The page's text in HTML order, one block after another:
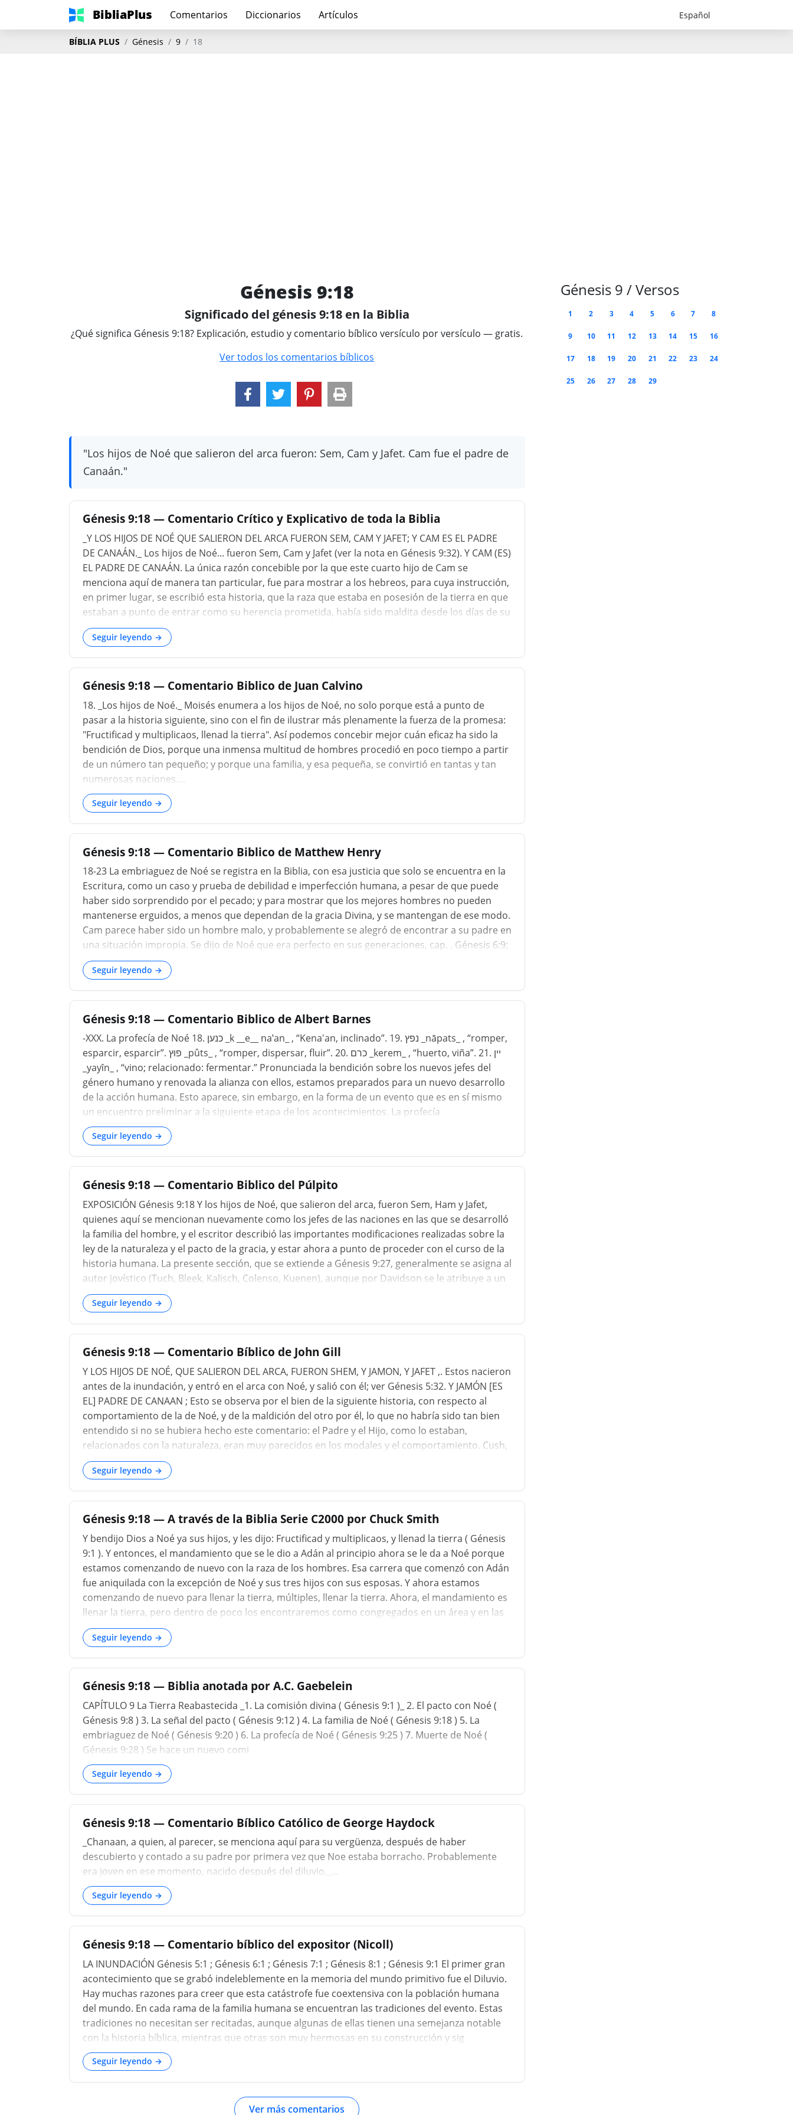
BibliaPlus Comentarios Diccionarios Artículos
BÍBLIA PLUS Génesis 9 18
Génesis 9:18
Significado del génesis 9:18 en la Biblia
¿Qué significa Génesis 9:18? Explicación, estudio y comentario bíblico versículo por versículo — gratis.
Ver todos los comentarios bíblicos
"Los hijos de Noé que salieron del arca fueron: Sem, Cam y Jafet. Cam fue el padre de
Canaán."
Génesis 9:18 — Comentario Crítico y Explicativo de toda la Biblia
_Y LOS HIJOS DE NOÉ QUE SALIERON DEL ARCA FUERON SEM, CAM Y JAFET; Y CAM ES EL PADRE
DE CANAÁN._ Los hijos de Noé... fueron Sem, Cam y Jafet (ver la nota en Génesis 9:32). Y CAM (ES)
EL PADRE DE CANAÁN. La única razón concebible por la que este cuarto hijo de Cam se
menciona aquí de manera tan particular, fue para mostrar a los hebreos, para cuya instrucción,
en primer lugar, se escribió esta historia, que la raza que estaba en posesión de la tierra en que
estaban a punto de entrar como su herencia prometida, había sido maldita desde los días de su
padre....
Seguir leyendo →
Génesis 9:18 — Comentario Biblico de Juan Calvino
18. _Los hijos de Noé._ Moisés enumera a los hijos de Noé, no solo porque está a punto de
pasar a la historia siguiente, sino con el fin de ilustrar más plenamente la fuerza de la promesa:
"Fructificad y multiplicaos, llenad la tierra". Así podemos concebir mejor cuán eficaz ha sido la
bendición de Dios, porque una inmensa multitud de hombres procedió en poco tiempo a partir
de un número tan pequeño; y porque una familia, y esa pequeña, se convirtió en tantas y tan
numerosas naciones....
Seguir leyendo →
Génesis 9:18 — Comentario Biblico de Matthew Henry
18-23 La embriaguez de Noé se registra en la Biblia, con esa justicia que solo se encuentra en la
Escritura, como un caso y prueba de debilidad e imperfección humana, a pesar de que puede
haber sido sorprendido por el pecado; y para mostrar que los mejores hombres no pueden
mantenerse erguidos, a menos que dependan de la gracia Divina, y se mantengan de ese modo.
Cam parece haber sido un hombre malo, y probablemente se alegró de encontrar a su padre en
una situación impropia. Se dijo de Noé que era perfecto en sus generaciones, cap. . Génesis 6:9;
pero esto significa sinceridad, no una perfección sin pecado. Noah, que se había mantenido
sobrio en compañía borracha, ahora está borracho en compañía sobria. El que piense que está
de pie, tenga cuidado de no caerse. Tenemos que tener mucho cuidado cuando usamos
abundantemente a las buenas criaturas de Dios, para que no las usemos en exceso,...
Seguir leyendo →
Génesis 9:18 — Comentario Biblico de Albert Barnes
-XXX. La profecía de Noé 18. כנען _k __e__ na‛an_ , “Kena'an, inclinado”. 19. נפץ _nāpats_ , “romper,
esparcir, esparcir”. פוּץ _pûts_ , “romper, dispersar, fluir”. 20. כרם _kerem_ , “huerto, viña”. 21. יין
_yayı̂n_ , “vino; relacionado: fermentar.” Pronunciada la bendición sobre los nuevos jefes del
género humano y renovada la alianza con ellos, estamos preparados para un nuevo desarrollo
de la acción humana. Esto aparece, sin embargo, en la forma de un evento que es en sí mismo
un encuentro preliminar a la siguiente etapa de los acontecimientos. La profecía
Seguir leyendo →
Génesis 9:18 — Comentario Biblico del Púlpito
EXPOSICIÓN Génesis 9:18 Y los hijos de Noé, que salieron del arca, fueron Sem, Ham y Jafet,
quienes aquí se mencionan nuevamente como los jefes de las naciones en las que se desarrolló
la familia del hombre, y el escritor describió las importantes modificaciones realizadas sobre la
ley de la naturaleza y el pacto de la gracia, y estar ahora a punto de proceder con el curso de la
historia humana. La presente sección, que se extiende a Génesis 9:27, generalmente se asigna al
autor jovístico (Tuch, Bleek, Kalisch, Colenso, Kuenen), aunque por Davidson se le atribuye a un
supuesto redactor, con la excepción de la presente cláusula, que se reconoce como la
contribución de los jovistas a la historia. El motivo de esta distribución es la introducción del
nombre Jehová en...
Seguir leyendo →
Génesis 9:18 — Comentario Bíblico de John Gill
Y LOS HIJOS DE NOÉ, QUE SALIERON DEL ARCA, FUERON SHEM, Y JAMON, Y JAFET ,. Estos nacieron
antes de la inundación, y entró en el arca con Noé, y salió con él; ver Génesis 5:32. Y JAMÓN [ES
EL] PADRE DE CANAAN ; Esto se observa por el bien de la siguiente historia, con respecto al
comportamiento de la de Noé, y de la maldición del otro por él, lo que no habría sido tan bien
entendido si no se hubiera hecho este comentario: el Padre y el Hijo, como lo estaban,
relacionados con la naturaleza, eran muy parecidos en los modales y el comportamiento. Cush,
el primogénito del jamón, no se menciona, pero Canaán, su hijo menor, porque fue maldecido,
como observa Aben Ezra; y quién comenta que el párrafo está escrito para demostrar que los
cananeos fueron acusados, el padre de quien esta Canaán fue; y quién es el mismo
SanchoniAtho Y llama a CNA, y dice que fue el prime...
Seguir leyendo →
Génesis 9:18 — A través de la Biblia Serie C2000 por Chuck Smith
Y bendijo Dios a Noé ya sus hijos, y les dijo: Fructificad y multiplicaos, y llenad la tierra ( Génesis
9:1 ). Y entonces, el mandamiento que se le dio a Adán al principio ahora se le da a Noé porque
estamos comenzando de nuevo con la raza de los hombres. Esa carrera que comenzó con Adán
fue aniquilada con la excepción de Noé y sus tres hijos con sus esposas. Y ahora estamos
comenzando de nuevo para llenar la tierra, múltiples, llenar la tierra. Ahora, el mandamiento es
llenar la tierra, pero dentro de poco los encontraremos como congregados en un área y en las
llanuras de Sinar. Así que Dios trajo allí el cambio de lenguajes para crear la división y hacer que
siguieran adelante y llenaran la tierra, en lugar de tratar de poblar solo un área. Y el temor de
vosotros y vuestro pavor será sobre toda bestia de la tierra, sobre toda ave de los cielos, y
sobre todo lo que se mueve sobre
Seguir leyendo →
Génesis 9:18 — Biblia anotada por A.C. Gaebelein
CAPÍTULO 9 La Tierra Reabastecida _1. La comisión divina ( Génesis 9:1 )_ 2. El pacto con Noé (
Génesis 9:8 ) 3. La señal del pacto ( Génesis 9:12 ) 4. La familia de Noé ( Génesis 9:18 ) 5. La
embriaguez de Noé ( Génesis 9:20 ) 6. La profecía de Noé ( Génesis 9:25 ) 7. Muerte de Noé (
Génesis 9:28 ) Se hace un nuevo comi
Seguir leyendo →
Génesis 9:18 — Comentario Bíblico Católico de George Haydock
_Chanaan, a quien, al parecer, se menciona aquí para su vergüenza, después de haber
descubierto y contado a su padre por primera vez que Noe estaba borracho. Probablemente
era joven en ese momento, nacido después del diluvio._...
Seguir leyendo →
Génesis 9:18 — Comentario bíblico del expositor (Nicoll)
LA INUNDACIÓN Génesis 5:1 ; Génesis 6:1 ; Génesis 7:1 ; Génesis 8:1 ; Génesis 9:1 El primer gran
acontecimiento que se grabó indeleblemente en la memoria del mundo primitivo fue el Diluvio.
Hay muchas razones para creer que esta catástrofe fue coextensiva con la población humana
del mundo. En cada rama de la familia humana se encuentran las tradiciones del evento. Estas
tradiciones no necesitan ser recitadas, aunque algunas de ellas tienen una semejanza notable
con la historia bíblica, mientras que otras son muy hermosas en su construcción y sig
Seguir leyendo →
Ver más comentarios
Génesis 9 / Versos
1 2 3 4 5 6 7 8
9 10 11 12 13 14 15 16
17 18 19 20 21 22 23 24
25 26 27 28 29